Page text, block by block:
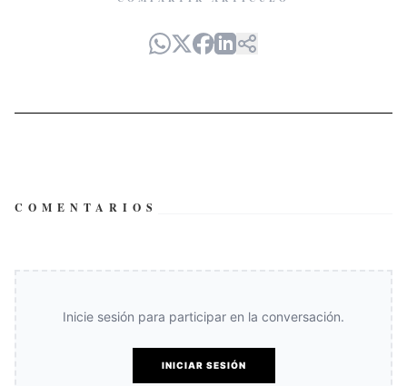
COMENTARIOS
Inicie sesión para participar en la conversación.
INICIAR SESIÓN